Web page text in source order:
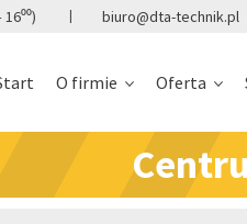
biuro@dta-technik.pl
O firmie Oferta